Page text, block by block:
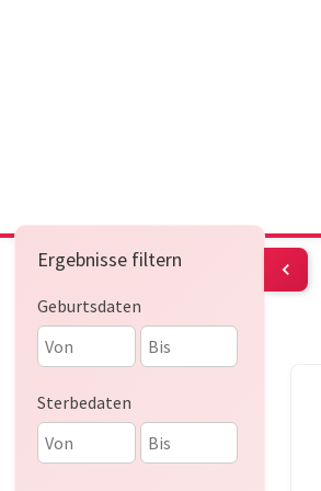
Ergebnisse filtern
Geburtsdaten
Sterbedaten